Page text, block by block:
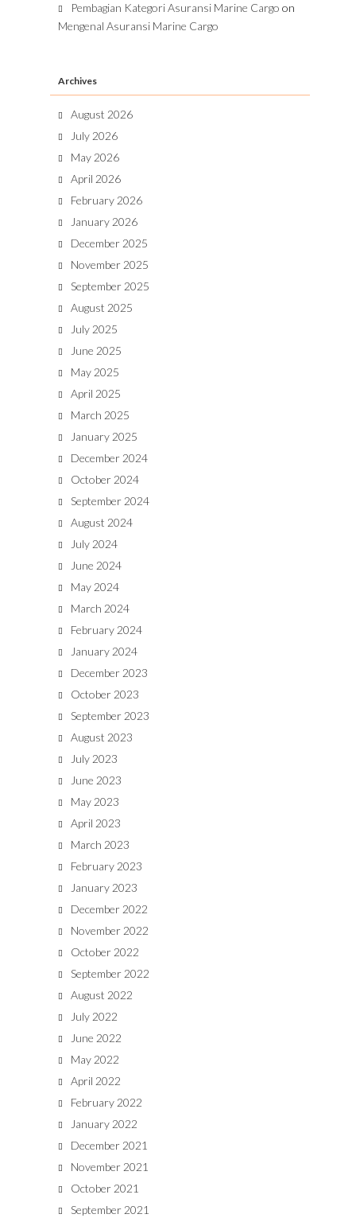
Pembagian Kategori Asuransi Marine Cargo on
Mengenal Asuransi Marine Cargo
Archives
August 2026
July 2026
May 2026
April 2026
February 2026
January 2026
December 2025
November 2025
September 2025
August 2025
July 2025
June 2025
May 2025
April 2025
March 2025
January 2025
December 2024
October 2024
September 2024
August 2024
July 2024
June 2024
May 2024
March 2024
February 2024
January 2024
December 2023
October 2023
September 2023
August 2023
July 2023
June 2023
May 2023
April 2023
March 2023
February 2023
January 2023
December 2022
November 2022
October 2022
September 2022
August 2022
July 2022
June 2022
May 2022
April 2022
February 2022
January 2022
December 2021
November 2021
October 2021
September 2021